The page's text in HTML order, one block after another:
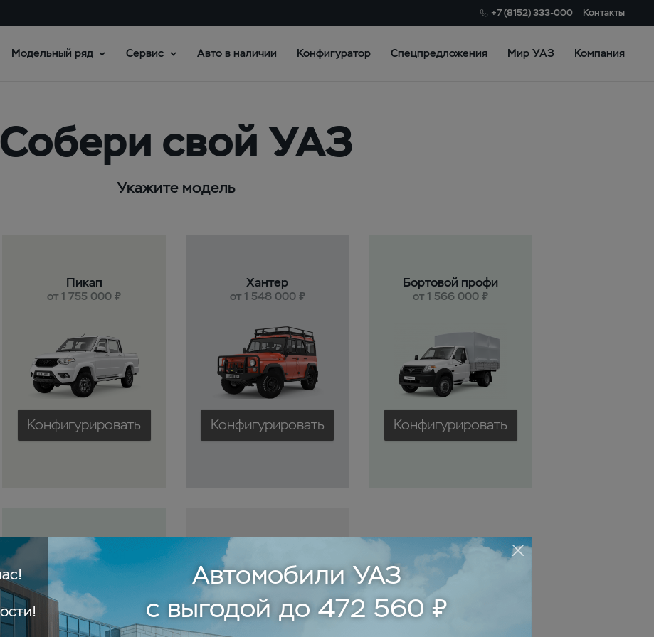
+7 (8152) 333-000 Контакты
Модельный ряд Сервис Авто в наличии Конфигуратор Спецпредложения Мир УАЗ Компания
Собери свой УАЗ
Укажите модель
Пикап
от 1 755 000 ₽
Конфигурировать
Хантер
от 1 548 000 ₽
Конфигурировать
Бортовой профи
от 1 566 000 ₽
Конфигурировать
Профи фургон
от 1 719 000 ₽ от 1 296 000 ₽